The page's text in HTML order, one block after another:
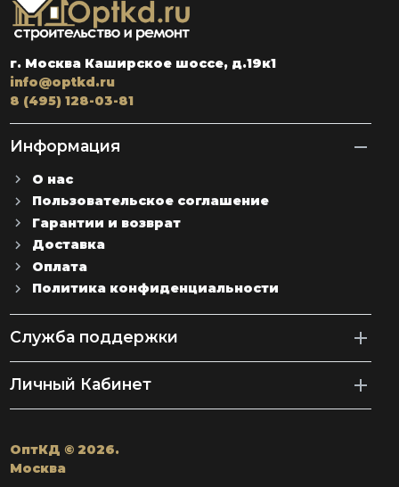
г. Москва Каширское шоссе, д.19к1
info@optkd.ru
8 (495) 128-03-81
Информация
О нас
Пользовательское соглашение
Гарантии и возврат
Доставка
Оплата
Политика конфиденциальности
Служба поддержки
Личный Кабинет
ОптКД © 2026.
Москва